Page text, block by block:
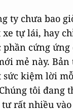
ty chưa bao
xe tự lái, hay
phần cứng
mẻ này. Bản
sức kiệm lời
tôi đang
rất nhiều vào